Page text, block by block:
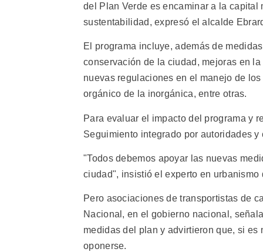
del Plan Verde es encaminar a la
sustentabilidad, expresó el alcalde
El programa incluye, además de
conservación de la ciudad, mejoras en
nuevas regulaciones en el manejo de
orgánico de la inorgánica, entre otras.
Para evaluar el impacto del programa y
Seguimiento integrado por autoridades
"Todos debemos apoyar las nuevas
ciudad", insistió el experto en urbanismo
Pero asociaciones de transportistas de
Nacional, en el gobierno nacional,
medidas del plan y advirtieron que, si
oponerse.